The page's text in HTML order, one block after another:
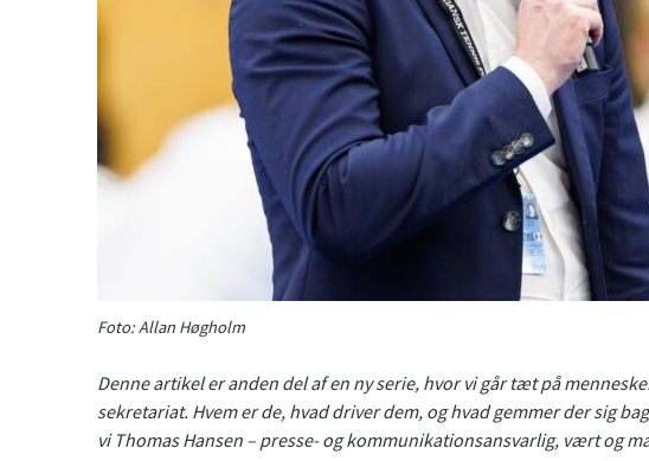
Foto: Allan Høgholm
Denne artikel er anden del af en ny serie, hvor vi går tæt på
sekretariat. Hvem er de, hvad driver dem, og hvad gemmer der sig
vi Thomas Hansen – presse- og kommunikationsansvarlig, vært og